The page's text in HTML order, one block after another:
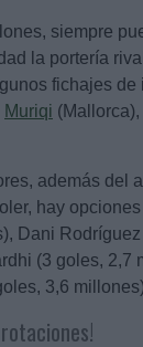
siempre
la portería
fichajes
Muriqi
además del
hay
Dani
(3 goles, 2,7
3,6